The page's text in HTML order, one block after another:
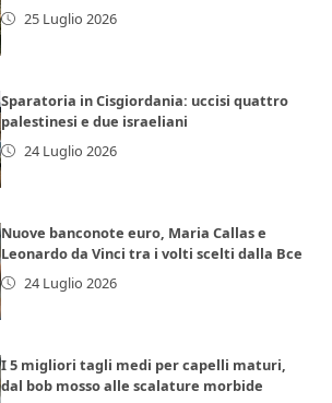
25 Luglio 2026
Sparatoria in Cisgiordania: uccisi quattro
palestinesi e due israeliani
24 Luglio 2026
Nuove banconote euro, Maria Callas e
Leonardo da Vinci tra i volti scelti dalla Bce
24 Luglio 2026
I 5 migliori tagli medi per capelli maturi,
dal bob mosso alle scalature morbide